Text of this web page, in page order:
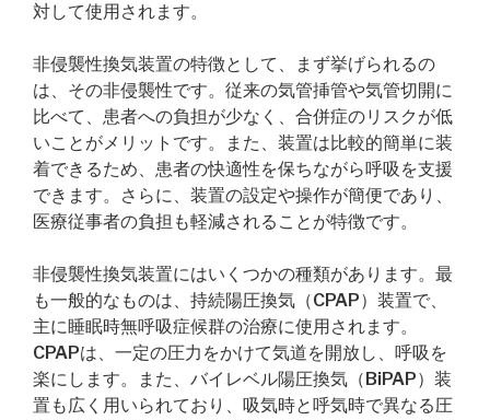
対して使用されます。
非侵襲性換気装置の特徴として、まず挙げられるの
は、その非侵襲性です。従来の気管挿管や気管切開に
比べて、患者への負担が少なく、合併症のリスクが低
いことがメリットです。また、装置は比較的簡単に装
着できるため、患者の快適性を保ちながら呼吸を支援
できます。さらに、装置の設定や操作が簡便であり、
医療従事者の負担も軽減されることが特徴です。
非侵襲性換気装置にはいくつかの種類があります。最
も一般的なものは、持続陽圧換気（CPAP）装置で、
主に睡眠時無呼吸症候群の治療に使用されます。
CPAPは、一定の圧力をかけて気道を開放し、呼吸を
楽にします。また、バイレベル陽圧換気（BiPAP）装
置も広く用いられており、吸気時と呼気時で異なる圧